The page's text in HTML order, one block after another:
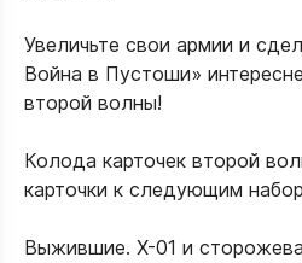
Увеличьте свои армии и
Война в Пустоши»
второй волны!
Колода карточек второй
карточки к следующим
Выжившие. Х-01 и